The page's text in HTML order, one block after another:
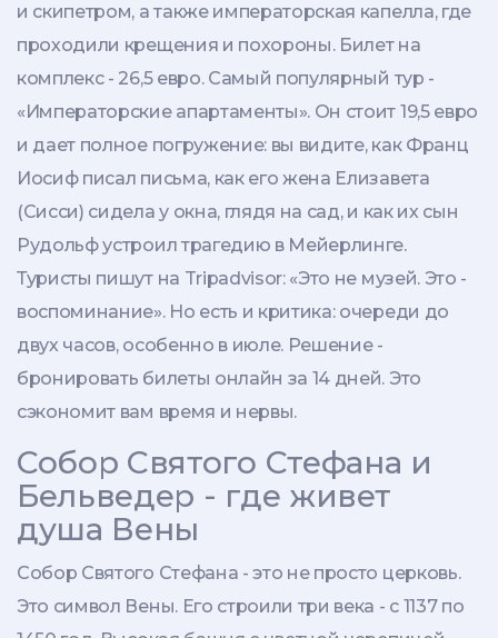
и скипетром, а также императорская капелла, где
проходили крещения и похороны. Билет на
комплекс - 26,5 евро. Самый популярный тур -
«Императорские апартаменты». Он стоит 19,5 евро
и дает полное погружение: вы видите, как Франц
Иосиф писал письма, как его жена Елизавета
(Сисси) сидела у окна, глядя на сад, и как их сын
Рудольф устроил трагедию в Мейерлинге.
Туристы пишут на Tripadvisor: «Это не музей. Это -
воспоминание». Но есть и критика: очереди до
двух часов, особенно в июле. Решение -
бронировать билеты онлайн за 14 дней. Это
сэкономит вам время и нервы.
Собор Святого Стефана и
Бельведер - где живет
душа Вены
Собор Святого Стефана - это не просто церковь.
Это символ Вены. Его строили три века - с 1137 по